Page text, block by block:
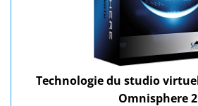
Technologie du studio
Omnisphere 2